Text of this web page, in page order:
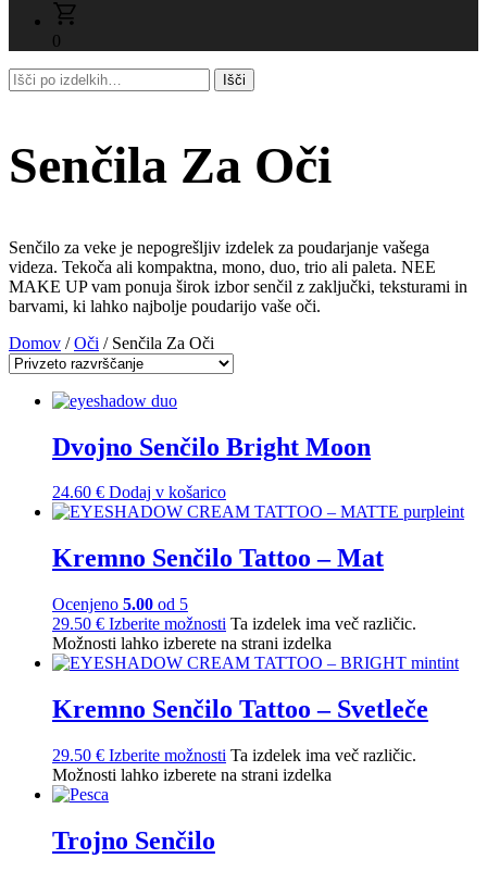
0
Senčila Za Oči
Senčilo za veke je nepogrešljiv izdelek za poudarjanje vašega
videza. Tekoča ali kompaktna, mono, duo, trio ali paleta. NEE
MAKE UP vam ponuja širok izbor senčil z zaključki, teksturami in
barvami, ki lahko najbolje poudarijo vaše oči.
Domov /Oči / Senčila Za Oči
Dvojno Senčilo Bright Moon
24.60 € Dodaj v košarico
Kremno Senčilo Tattoo – Mat
Ocenjeno 5.00 od 5
29.50 € Izberite možnosti Ta izdelek ima več različic.
Možnosti lahko izberete na strani izdelka
Kremno Senčilo Tattoo – Svetleče
29.50 € Izberite možnosti Ta izdelek ima več različic.
Možnosti lahko izberete na strani izdelka
Trojno Senčilo